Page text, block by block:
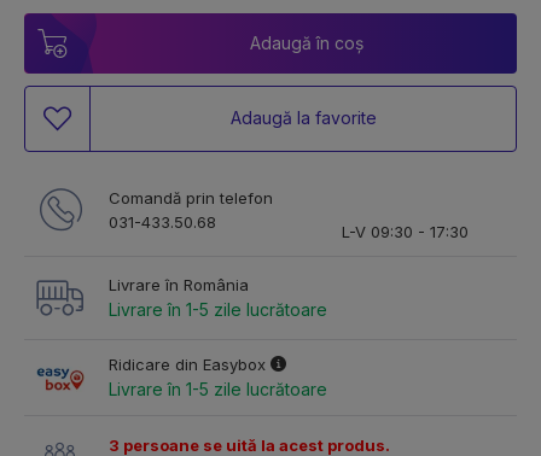
Adaugă în coș
Adaugă la favorite
Comandă prin telefon
031-433.50.68
L-V 09:30 - 17:30
Livrare în România
Livrare în 1-5 zile lucrătoare
Ridicare din Easybox
Livrare în 1-5 zile lucrătoare
3 persoane se uită la acest produs.